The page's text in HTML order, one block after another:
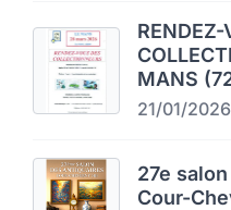
RENDEZ-
MANS
21/01/2026
27e
Cour-